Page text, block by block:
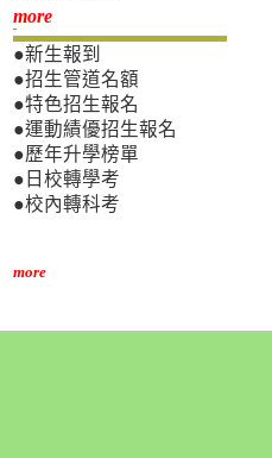
more新生專區
●新生報到
●招生管道名額
●特色招生報名
●運動績優招生報名
●歷年升學榜單
●日校轉學考
●校內轉科考
more